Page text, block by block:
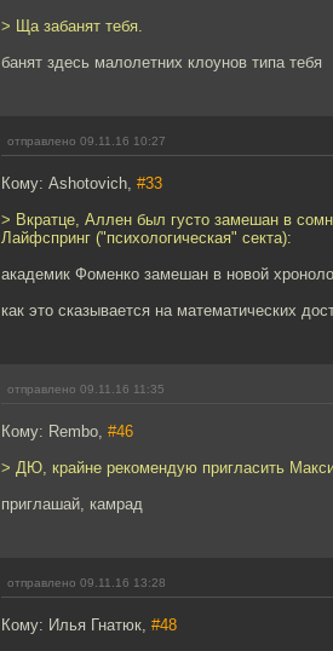
> Ща забанят тебя.
банят здесь малолетних клоунов типа тебя
отправлено 09.11.16 10:27
Кому: Ashotovich, #33
> Вкратце, Аллен был густо замешан в
Лайфспринг ("психологическая" секта):
академик Фоменко замешан в новой
как это сказывается на математических
отправлено 09.11.16 11:35
Кому: Rembo, #46
> ДЮ, крайне рекомендую пригласить
приглашай, камрад
отправлено 09.11.16 13:28
Кому: Илья Гнатюк, #48